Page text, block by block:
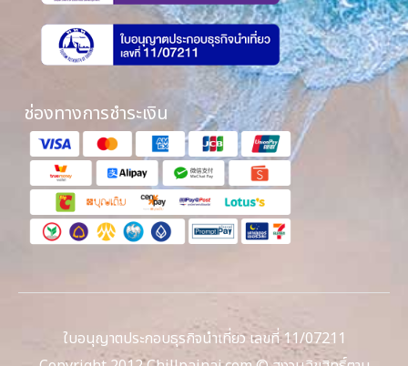
ช่องทางการชำระเงิน
ใบอนุญาตประกอบธุรกิจนำเที่ยว เลขที่ 11/07211